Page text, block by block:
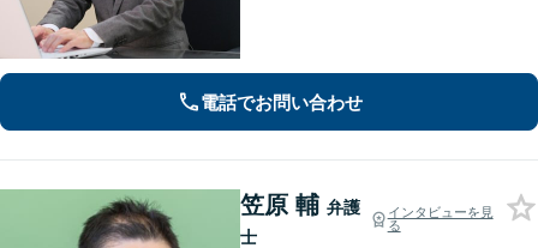
遺言・相続、債務整理など、幅広い分
電話でお問い合わせ
笠原 輔 弁護
士
インタビューを見
る